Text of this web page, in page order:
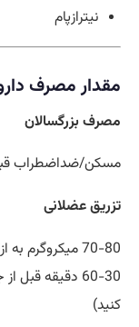
نیترازپام
مقدار مصرف
مصرف بزرگسالان
مسکن/ضداضطراب
تزریق عضلانی
30-60 دقیقه
کنید)